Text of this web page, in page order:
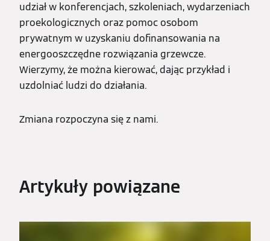
udział w konferencjach, szkoleniach, wydarzeniach
proekologicznych oraz pomoc osobom
prywatnym w uzyskaniu dofinansowania na
energooszczędne rozwiązania grzewcze.
Wierzymy, że można kierować, dając przykład i
uzdolniać ludzi do działania.
Zmiana rozpoczyna się z nami.
Artykuły powiązane